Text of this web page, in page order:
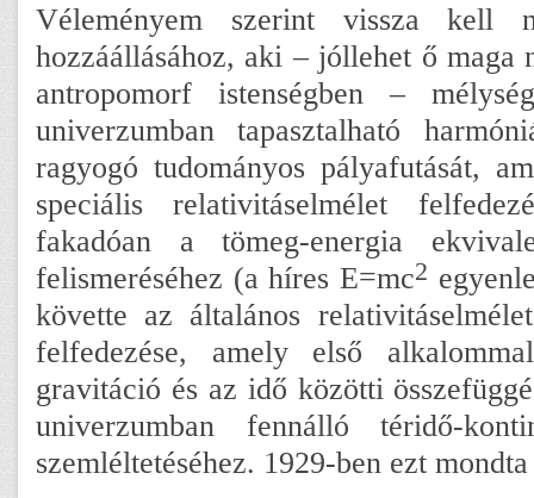
Véleményem szerint vissza kell
hozzáállásához, aki – jóllehet ő maga
antropomorf istenségben –
univerzumban tapasztalható
ragyogó tudományos pályafutását,
speciális relativitáselmélet
fakadóan a tömeg-energia
felismeréséhez (a híres E=mc2
követte az általános
felfedezése, amely első
gravitáció és az idő közötti
univerzumban fennálló téridő-
szemléltetéséhez. 1929-ben ezt